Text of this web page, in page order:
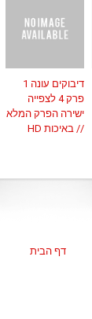
דיבוקים עונה 1
פרק 4 לצפייה
ישירה הפרק המלא
// באיכות HD
דף הבית